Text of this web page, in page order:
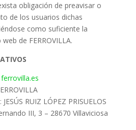
obligación de preavisar o
de los usuarios dichas
como suficiente la
de FERROVILLA.
ferrovilla.es
RUIZ LÓPEZ PRISUELOS
III, 3 – 28670 Villaviciosa